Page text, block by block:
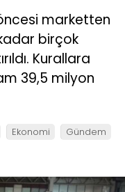
marketten
birçok
Kurallara
39,5 milyon
Ekonomi Gündem